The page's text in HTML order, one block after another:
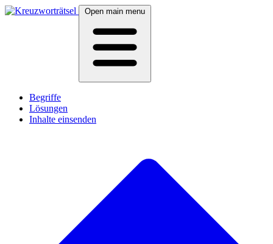
Open main menu
Begriffe
Lösungen
Inhalte einsenden